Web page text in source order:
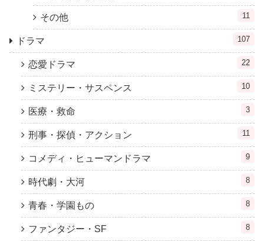
その他 11
ドラマ 107
恋愛ドラマ 22
ミステリー・サスペンス 10
医療・救命 3
刑事・探偵・アクション 11
コメディ・ヒューマンドラマ 9
時代劇・大河 8
青春・学園もの 8
ファンタジー・SF 8